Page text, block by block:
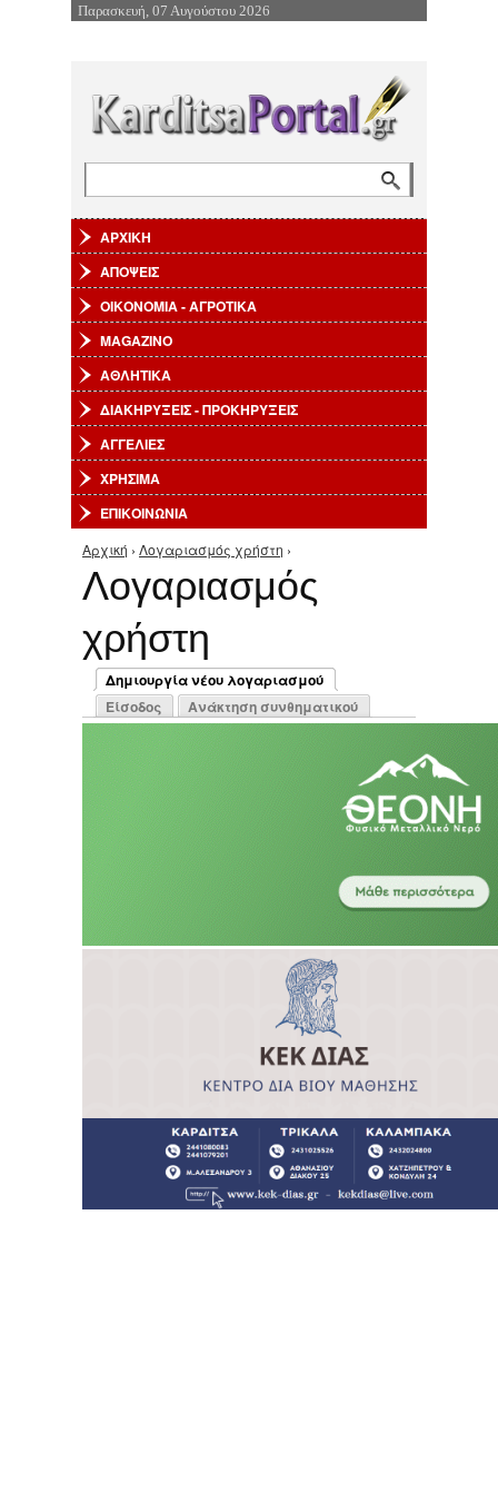
Επιστροφή στην Πλοήγηση
Παρασκευή, 07 Αυγούστου 2026
ΑΡΧΙΚΗ
ΑΠΟΨΕΙΣ
ΟΙΚΟΝΟΜΙΑ - ΑΓΡΟΤΙΚΑ
MAGAZINO
ΑΘΛΗΤΙΚΑ
ΔΙΑΚΗΡΥΞΕΙΣ - ΠΡΟΚΗΡΥΞΕΙΣ
ΑΓΓΕΛΙΕΣ
ΧΡΗΣΙΜΑ
ΕΠΙΚΟΙΝΩΝΙΑ
Είστε εδώ
Αρχική › Λογαριασμός χρήστη ›
Λογαριασμός
χρήστη
Πρωτεύουσες καρτέλες
Δημιουργία νέου λογαριασμού
(ενεργή καρτέλα)
Είσοδος Ανάκτηση συνθηματικού